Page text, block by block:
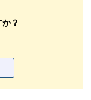
？